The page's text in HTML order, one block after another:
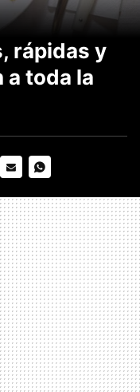
rápidas y
a toda la
MAIL